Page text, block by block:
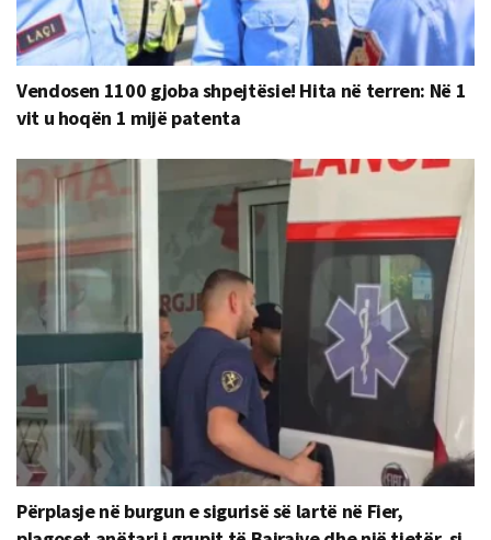
Vendosen 1100 gjoba shpejtësie! Hita në terren: Në 1
vit u hoqën 1 mijë patenta
Përplasje në burgun e sigurisë së lartë në Fier,